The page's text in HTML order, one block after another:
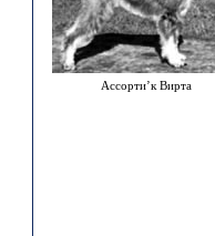
Ассорти’к Вирта